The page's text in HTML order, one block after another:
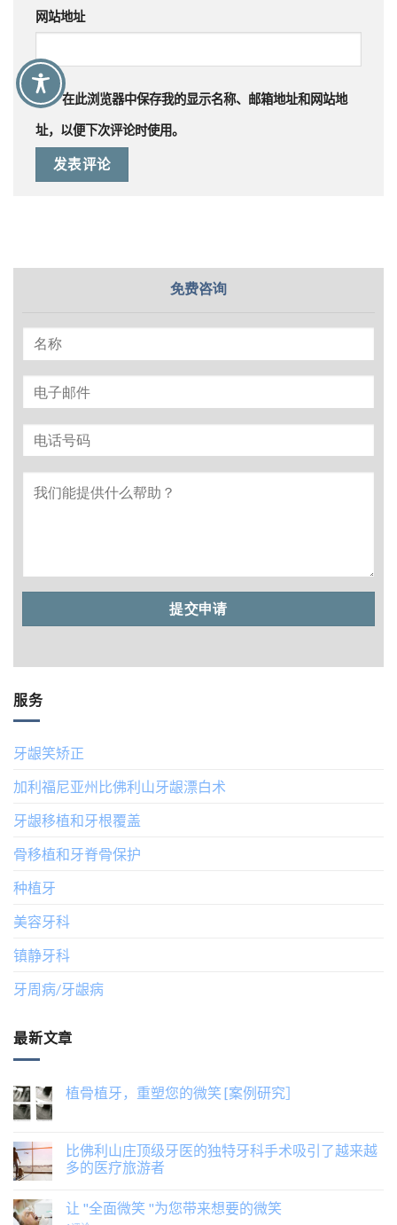
网站地址
在此浏览器中保存我的显示名称、邮箱地址和网站地
址，以便下次评论时使用。
免费咨询
服务
牙龈笑矫正
加利福尼亚州比佛利山牙龈漂白术
牙龈移植和牙根覆盖
骨移植和牙脊骨保护
种植牙
美容牙科
镇静牙科
牙周病/牙龈病
最新文章
植骨植牙，重塑您的微笑 [案例研究］
比佛利山庄顶级牙医的独特牙科手术吸引了越来越
多的医疗旅游者
让 "全面微笑 "为您带来想要的微笑